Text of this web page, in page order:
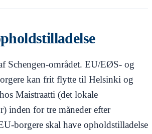
Schengen-området. EU/EØS- og
kan frit flytte til Helsinki og
Maistraatti (det lokale
inden for tre måneder efter
borgere skal have opholdstilladelse